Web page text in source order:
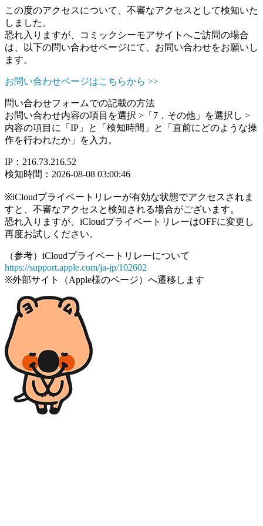
この度のアクセスについて、不審なアクセスとして検知いた
しました。
恐れ入りますが、コミックシーモアサイトへご訪問の場合
は、以下の問い合わせページにて、お問い合わせをお願いし
ます。
お問い合わせページはこちらから >>
問い合わせフォームでの記載の方法
お問い合わせ内容の項目を選択 >「7．その他」を選択し >
内容の項目に「IP」と「検知時間」と「直前にどのような操
作を行われたか」を入力。
IP：216.73.216.52
検知時間：2026-08-08 03:00:46
※iCloudプライベートリレーが有効な状態でアクセスされま
すと、不審なアクセスと検知される場合がございます。
恐れ入りますが、iCloudプライベートリレーはOFFに変更し
再度お試しください。
（参考）iCloudプライベートリレーについて
https://support.apple.com/ja-jp/102602
※外部サイト（Apple様のページ）へ遷移します